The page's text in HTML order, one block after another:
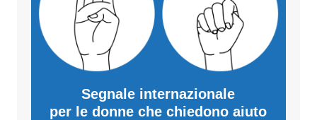
Segnale internazionale
per le donne che chiedono aiuto